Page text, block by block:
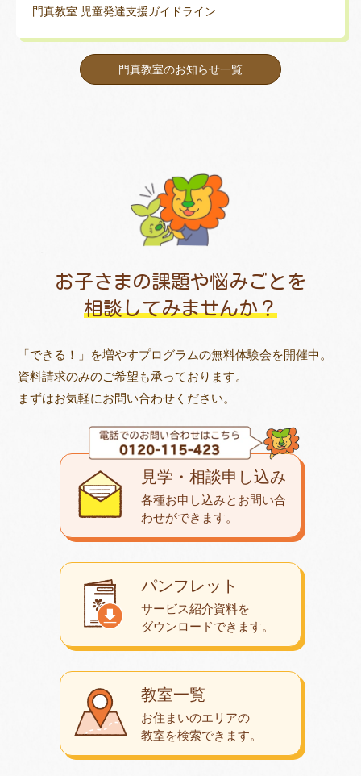
門真教室 児童発達支援ガイドライン
門真教室のお知らせ一覧
お子さまの課題や悩みごとを
相談してみませんか？
「できる！」を増やすプログラムの無料体験会を開催中。
資料請求のみのご希望も承っております。
まずはお気軽にお問い合わせください。
教室一覧
お住まいのエリアの
教室を検索できます。
パンフレット
サービス紹介資料を
ダウンロードできます。
見学・相談申し込み
各種お申し込みとお問い合
わせができます。